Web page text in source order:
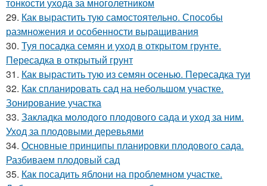
29. Как вырастить тую самостоятельно. Способы
размножения и особенности выращивания
30. Туя посадка семян и уход в открытом грунте.
Пересадка в открытый грунт
31. Как вырастить тую из семян осенью. Пересадка туи
32. Как спланировать сад на небольшом участке.
Зонирование участка
33. Закладка молодого плодового сада и уход за ним.
Уход за плодовыми деревьями
34. Основные принципы планировки плодового сада.
Разбиваем плодовый сад
35. Как посадить яблони на проблемном участке.